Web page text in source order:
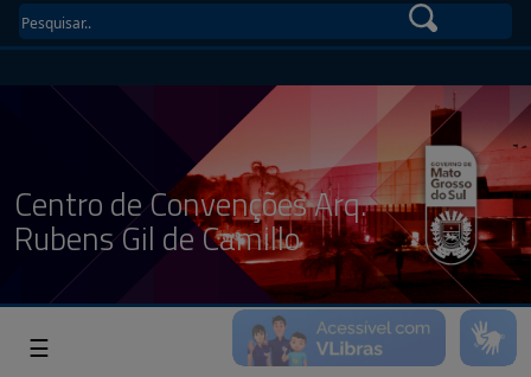
Centro de Convenções Arq.
Rubens Gil de Camillo
☰